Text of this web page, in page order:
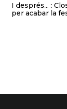
I després... :
per acabar la